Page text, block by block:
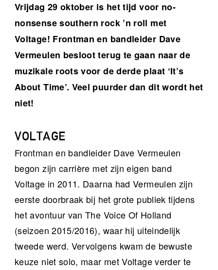
Vrijdag 29 oktober is het tijd voor no-
nonsense southern rock ’n roll met
Voltage! Frontman en bandleider Dave
Vermeulen besloot terug te gaan naar de
muzikale roots voor de derde plaat ‘It’s
About Time’. Veel puurder dan dit wordt het
niet!
VOLTAGE
Frontman en bandleider Dave Vermeulen
begon zijn carrière met zijn eigen band
Voltage in 2011. Daarna had Vermeulen zijn
eerste doorbraak bij het grote publiek tijdens
het avontuur van The Voice Of Holland
(seizoen 2015/2016), waar hij uiteindelijk
tweede werd. Vervolgens kwam de bewuste
keuze niet solo, maar met Voltage verder te